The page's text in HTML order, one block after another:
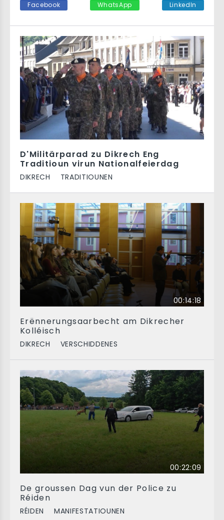
D'Militärparad zu Dikrech Eng
Traditioun virun Nationalfeierdag
DIKRECH TRADITIOUNEN
00:14:18
Erënnerungsaarbecht am Dikrecher
Kolléisch
DIKRECH VERSCHIDDENES
00:22:09
De groussen Dag vun der Police zu
Réiden
RÉIDEN MANIFESTATIOUNEN
Facebook WhatsApp LinkedIn